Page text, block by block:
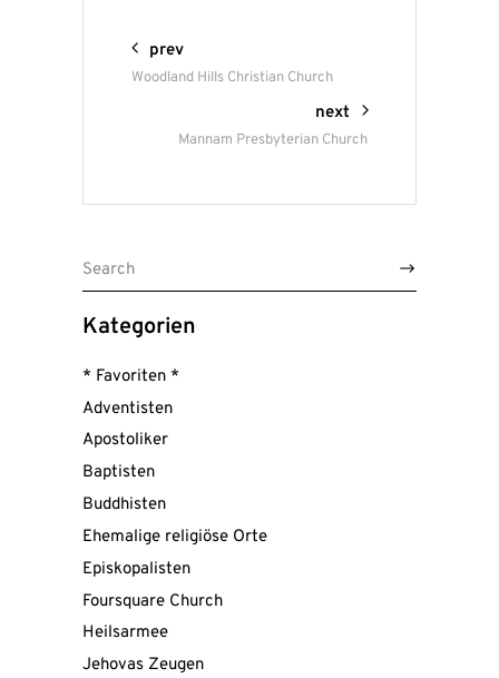
prev
Woodland Hills Christian Church
next
Mannam Presbyterian Church
Search
Kategorien
* Favoriten *
Adventisten
Apostoliker
Baptisten
Buddhisten
Ehemalige religiöse Orte
Episkopalisten
Foursquare Church
Heilsarmee
Jehovas Zeugen